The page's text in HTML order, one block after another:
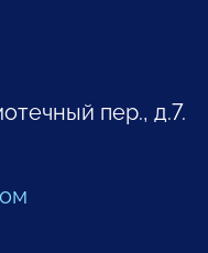
пер., д.7.